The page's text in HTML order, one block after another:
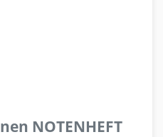
NOTENHEFT